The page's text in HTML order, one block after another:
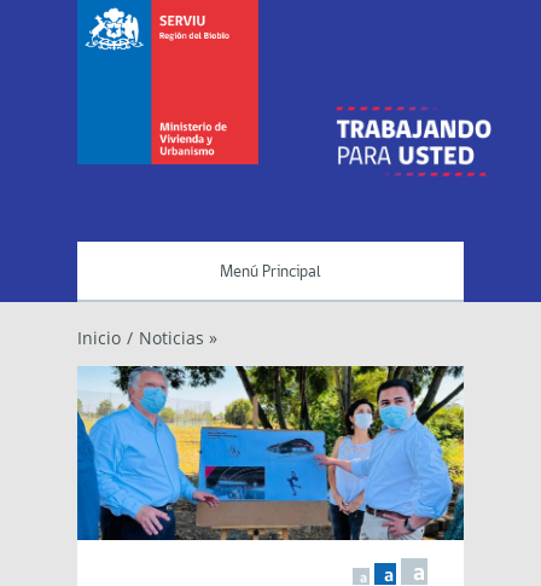
Menú Principal
Inicio / Noticias »
a a a